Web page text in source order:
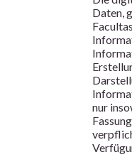
Daten,
nur